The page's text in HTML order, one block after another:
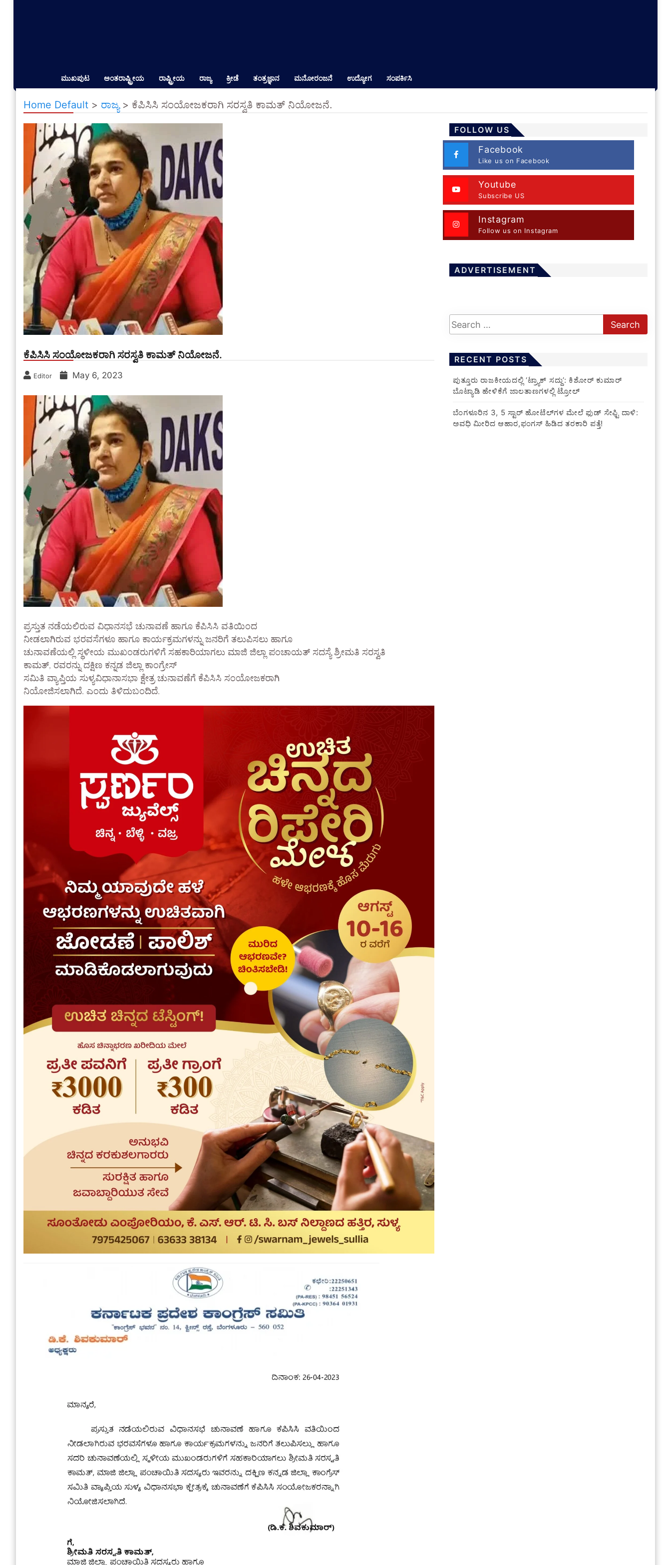
ಮುಖಪುಟ ಅಂತರಾಷ್ಟ್ರೀಯ ರಾಷ್ಟ್ರೀಯ ರಾಜ್ಯ ಕ್ರೀಡೆ ತಂತ್ರಜ್ಞಾನ ಮನೋರಂಜನೆ ಉದ್ಯೋಗ ಸಂಪರ್ಕಿಸಿ
Home Default > ರಾಜ್ಯ> ಕೆಪಿಸಿಸಿ ಸಂಯೋಜಕರಾಗಿ ಸರಸ್ವತಿ ಕಾಮತ್ ನಿಯೋಜನೆ.
ಕೆಪಿಸಿಸಿ ಸಂಯೋಜಕರಾಗಿ ಸರಸ್ವತಿ ಕಾಮತ್ ನಿಯೋಜನೆ.
Editor May 6, 2023
ಪ್ರಸ್ತುತ ನಡೆಯಲಿರುವ ವಿಧಾನಸಭೆ ಚುನಾವಣೆ ಹಾಗೂ ಕೆಪಿಸಿಸಿ ವತಿಯಿಂದ
ನೀಡಲಾಗಿರುವ ಭರವಸೆಗಳೂ ಹಾಗೂ ಕಾರ್ಯಕ್ರಮಗಳನ್ನು ಜನರಿಗೆ ತಲುಪಿಸಲು ಹಾಗೂ
ಚುನಾವಣೆಯಲ್ಲಿ ಸ್ಥಳೀಯ ಮುಖಂಡರುಗಳಿಗೆ ಸಹಕಾರಿಯಾಗಲು ಮಾಜಿ ಜಿಲ್ಲಾ ಪಂಚಾಯತ್ ಸದಸ್ಯೆ ಶ್ರೀಮತಿ ಸರಸ್ವತಿ
ಕಾಮತ್, ರವರನ್ನು ದಕ್ಷಿಣ ಕನ್ನಡ ಜಿಲ್ಲಾ ಕಾಂಗ್ರೇಸ್
ಸಮಿತಿ ವ್ಯಾಪ್ತಿಯ ಸುಳ್ಯವಿಧಾನಾಸಭಾ ಕ್ಷೇತ್ರ ಚುನಾವಣೆಗೆ ಕೆಪಿಸಿಸಿ ಸಂಯೋಜಕರಾಗಿ
ನಿಯೋಜಿಸಲಾಗಿದೆ. ಎಂದು ತಿಳಿದುಬಂದಿದೆ.
FOLLOW US
Facebook
Like us on Facebook
Youtube
Subscribe US
Instagram
Follow us on Instagram
ADVERTISEMENT
RECENT POSTS
ಪುತ್ತೂರು ರಾಜಕೀಯದಲ್ಲಿ ‘ಟ್ರ್ಯಾಕ್ ಸದ್ದು’: ಕಿಶೋರ್ ಕುಮಾರ್
ಬೊಟ್ಯಾಡಿ ಹೇಳಿಕೆಗೆ ಜಾಲತಾಣಗಳಲ್ಲಿ ಟ್ರೋಲ್
​ಬೆಂಗಳೂರಿನ 3, 5 ಸ್ಟಾರ್ ಹೋಟೆಲ್‌ಗಳ ಮೇಲೆ ಫುಡ್ ಸೇಫ್ಟಿ ದಾಳಿ:
ಅವಧಿ ಮೀರಿದ ಆಹಾರ,ಫಂಗಸ್ ಹಿಡಿದ ತರಕಾರಿ ಪತ್ತೆ!